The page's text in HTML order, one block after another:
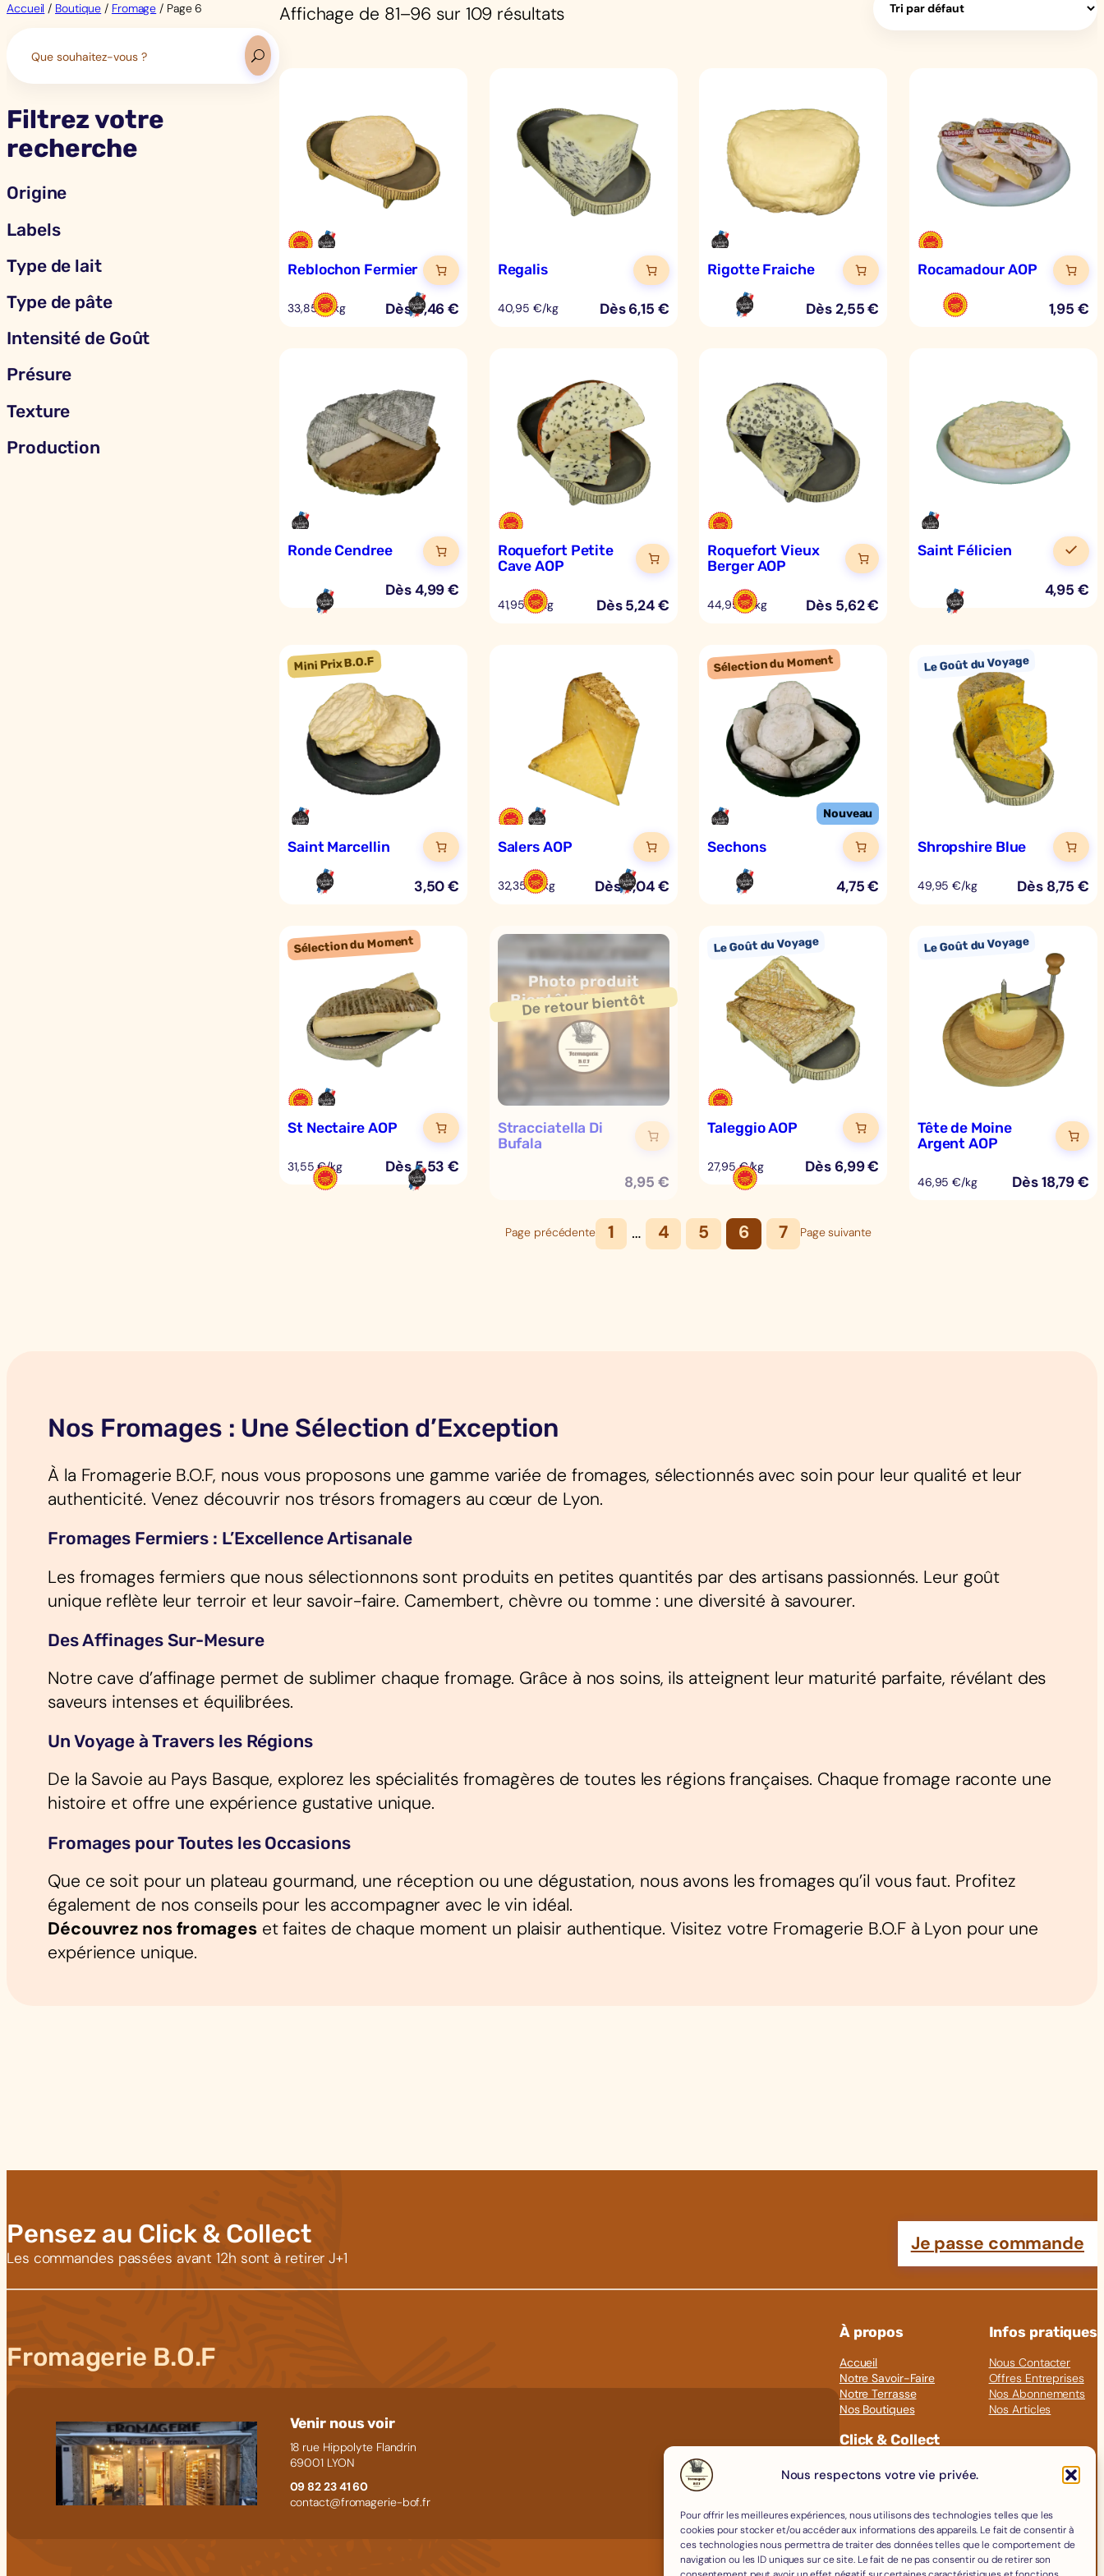
Nous respectons votre vie privée.
Pour offrir les meilleures expériences, nous utilisons des technologies telles que les
cookies pour stocker et/ou accéder aux informations des appareils. Le fait de consentir à
ces technologies nous permettra de traiter des données telles que le comportement de
navigation ou les ID uniques sur ce site. Le fait de ne pas consentir ou de retirer son
Accueil / Boutique / Fromage / Page 6
for:
Filtrez votre
recherche
Origine
Labels
Type de lait
Type de pâte
Intensité de Goût
Présure
Texture
Production
Affichage de 81–96 sur 109 résultats
Reblochon Fermier
33,85 €/kg Dès8,46€
Regalis
40,95 €/kg Dès6,15 €
Rigotte Fraiche
Dès2,55€
Rocamadour AOP
1,95€
Ronde Cendree
Dès4,99€
Roquefort Petite
Cave AOP
41,95 €/kg Dès5,24€
Roquefort Vieux
Berger AOP
44,95 €/kg Dès 5,62€
Saint Félicien
4,95€
Saint Marcellin
3,50€
Salers AOP
32,35 €/kg Dès4,04€
Sechons
4,75€
Shropshire Blue
49,95 €/kg Dès 8,75€
St Nectaire AOP
31,55 €/kg Dès5,53€
Stracciatella Di
Bufala
8,95 €
Taleggio AOP
27,95 €/kg Dès 6,99€
Tête de Moine
Argent AOP
46,95 €/kg Dès18,79€
Page précédente 1 … 4 5 6 7 Page suivante
Nos Fromages : Une Sélection d’Exception
À la Fromagerie B.O.F, nous vous proposons une gamme variée de fromages, sélectionnés avec soin pour leur qualité et leur
authenticité. Venez découvrir nos trésors fromagers au cœur de Lyon.
Fromages Fermiers : L’Excellence Artisanale
Les fromages fermiers que nous sélectionnons sont produits en petites quantités par des artisans passionnés. Leur goût
unique reflète leur terroir et leur savoir-faire. Camembert, chèvre ou tomme : une diversité à savourer.
Des Affinages Sur-Mesure
Notre cave d’affinage permet de sublimer chaque fromage. Grâce à nos soins, ils atteignent leur maturité parfaite, révélant des
saveurs intenses et équilibrées.
Un Voyage à Travers les Régions
De la Savoie au Pays Basque, explorez les spécialités fromagères de toutes les régions françaises. Chaque fromage raconte une
histoire et offre une expérience gustative unique.
Fromages pour Toutes les Occasions
Que ce soit pour un plateau gourmand, une réception ou une dégustation, nous avons les fromages qu’il vous faut. Profitez
également de nos conseils pour les accompagner avec le vin idéal.
Découvrez nos fromageset faites de chaque moment un plaisir authentique. Visitez votre Fromagerie B.O.F à Lyon pour une
expérience unique.
Pensez au Click & Collect
Les commandes passées avant 12h sont à retirer J+1
Je passe commande
Fromagerie B.O.F
Venir nous voir
18 rue Hippolyte Flandrin
69001 LYON
09 82 23 41 60
contact@fromagerie-bof.fr
À propos
Accueil
Notre Savoir-Faire
Notre Terrasse
Nos Boutiques
Infos pratiques
Nous Contacter
Offres Entreprises
Nos Abonnements
Nos Articles
Click & Collect
Fromages
Boissons
Épicerie Fine
Crèmerie
Œufs
Accessoires